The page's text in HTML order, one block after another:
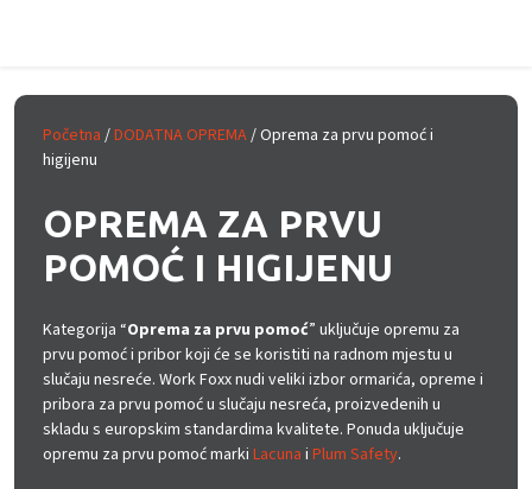
Početna /DODATNA OPREMA/ Oprema za prvu pomoć i
higijenu
OPREMA ZA PRVU
POMOĆ I HIGIJENU
Kategorija “Oprema za prvu pomoć” uključuje opremu za
prvu pomoć i pribor koji će se koristiti na radnom mjestu u
slučaju nesreće. Work Foxx nudi veliki izbor ormarića, opreme i
pribora za prvu pomoć u slučaju nesreća, proizvedenih u
skladu s europskim standardima kvalitete. Ponuda uključuje
opremu za prvu pomoć marki Lacuna i Plum Safety.